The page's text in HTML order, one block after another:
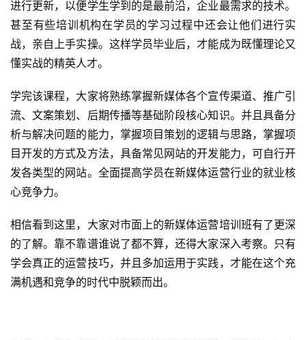
进行更新，以便学生学到的是最前沿，企业最需求的技术。
甚至有些培训机构在学员的学习过程中还会让他们进行实
战，亲自上手实操。这样学员毕业后，才能成为既懂理论又
懂实战的精英人才。
学完该课程，大家将熟练掌握新媒体各个宣传渠道、推广引
流、文案策划、后期传播等基础阶段核心知识。并且具备分
析与解决问题的能力，掌握项目策划的逻辑与思路，掌握项
目开发的方式及方法，具备常见网站的开发能力，可自行开
发各类型的网站。全面提高学员在新媒体运营行业的就业核
心竞争力。
相信看到这里，大家对市面上的新媒体运营培训班有了更深
的了解。靠不靠谱谁说了都不算，还得大家深入考察。只有
学会真正的运营技巧，并且多加运用于实践，才能在这个充
满机遇和竞争的时代中脱颖而出。